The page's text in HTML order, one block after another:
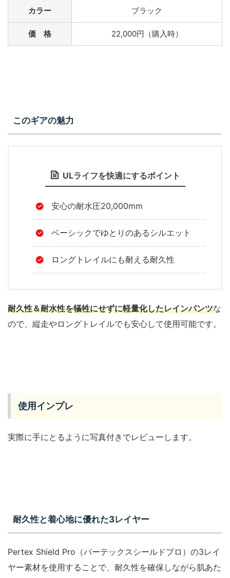
カラー ブラック
価 格 22,000円（購入時）
このギアの魅力
ULライフを快適にするポイント
安心の耐水圧20,000mm
ベーシックでゆとりのあるシルエット
ロングトレイルにも耐える耐久性
耐久性＆耐水性を犠牲にせずに軽量化したレインパンツな
ので、縦走やロングトレイルでも安心して使用可能です。
使用インプレ
実際に手にとるように写真付きでレビューします。
耐久性と着心地に優れた3レイヤー
Pertex Shield Pro（パーテックスシールドプロ）の3レイ
ヤー素材を使用することで、耐久性を確保しながら肌あた